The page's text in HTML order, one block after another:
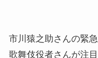
市川猿之助さんの緊
歌舞伎役者さんが注